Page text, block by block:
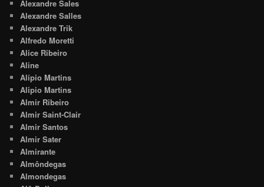
Alexandre Sales
Alexandre Salles
Alexandre Trik
Alfredo Moretti
Alice Ribeiro
Aline
Alípio Martins
Alipio Martins
Almir Ribeiro
Almir Saint-Clair
Almir Santos
Almir Sater
Almirante
Almôndegas
Almondegas